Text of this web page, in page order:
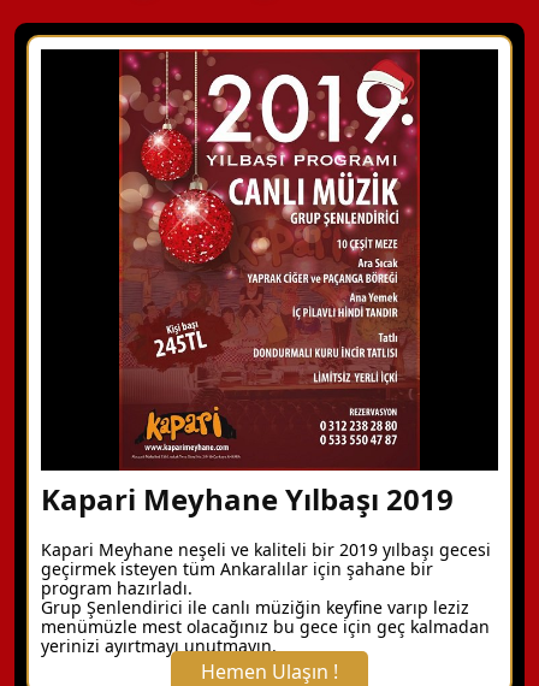
Kapari Meyhane Yılbaşı 2019
Kapari Meyhane neşeli ve kaliteli bir 2019 yılbaşı gecesi
geçirmek isteyen tüm Ankaralılar için şahane bir
program hazırladı.
Grup Şenlendirici ile canlı müziğin keyfine varıp leziz
menümüzle mest olacağınız bu gece için geç kalmadan
yerinizi ayırtmayı unutmayın.
Hemen Ulaşın !